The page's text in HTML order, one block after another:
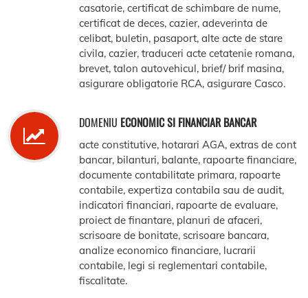
casatorie, certificat de schimbare de nume,
certificat de deces, cazier, adeverinta de
celibat, buletin, pasaport, alte acte de stare
civila, cazier, traduceri acte cetatenie romana,
brevet, talon autovehicul, brief/ brif masina,
asigurare obligatorie RCA, asigurare Casco.
DOMENIU ECONOMIC SI FINANCIAR BANCAR
acte constitutive, hotarari AGA, extras de cont
bancar, bilanturi, balante, rapoarte financiare,
documente contabilitate primara, rapoarte
contabile, expertiza contabila sau de audit,
indicatori financiari, rapoarte de evaluare,
proiect de finantare, planuri de afaceri,
scrisoare de bonitate, scrisoare bancara,
analize economico financiare, lucrarii
contabile, legi si reglementari contabile,
fiscalitate.